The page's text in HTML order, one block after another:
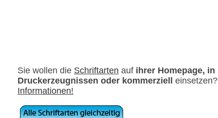
Sie wollen die Schriftarten auf ihrer Homepage, in
Druckerzeugnissen oder kommerziell
Informationen!